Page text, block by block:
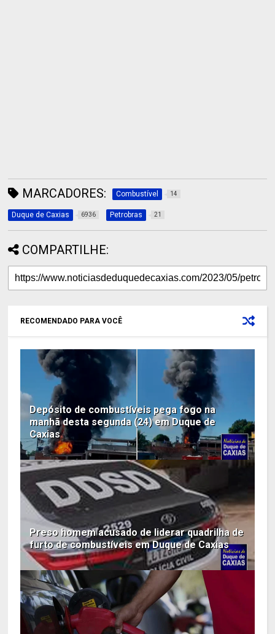
MARCADORES: Combustível 14
Duque de Caxias 6936 Petrobras 21
COMPARTILHE:
RECOMENDADO PARA VOCÊ
Depósito de combustíveis pega fogo na
manhã desta segunda (24) em Duque de
Caxias
Preso homem acusado de liderar quadrilha de
furto de combustíveis em Duque de Caxias